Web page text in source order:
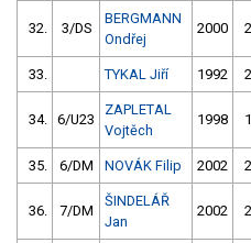
32. 3/DS
BERGMANN
Ondřej
2000 2
33. TYKAL Jiří 1992 2
34. 6/U23
ZAPLETAL
Vojtěch
1998 1
35. 6/DM NOVÁK Filip 2002 2
36. 7/DM
ŠINDELÁŘ
Jan
2002 2